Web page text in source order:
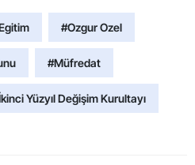
#Ozgur Ozel
#Müfredat
Yüzyıl Değişim Kurultayı